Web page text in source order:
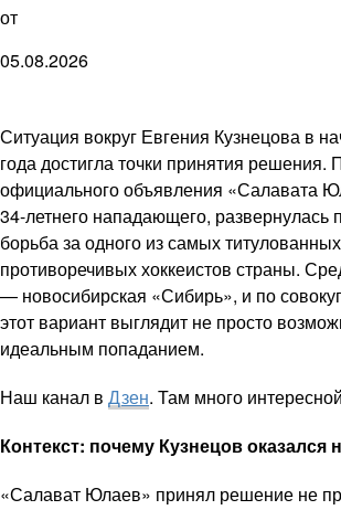
от
05.08.2026
Ситуация вокруг Евгения Кузнецова в
года достигла точки принятия решения.
официального объявления «Салавата
34-летнего нападающего, развернулась
борьба за одного из самых
противоречивых хоккеистов страны.
— новосибирская «Сибирь», и по
этот вариант выглядит не просто
идеальным попаданием.
Наш канал в Дзен. Там много
Контекст: почему Кузнецов оказался
«Салават Юлаев» принял решение не